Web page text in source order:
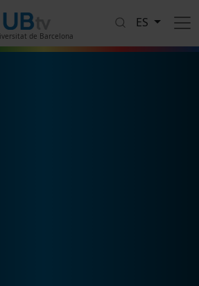
de Barcelona
ES